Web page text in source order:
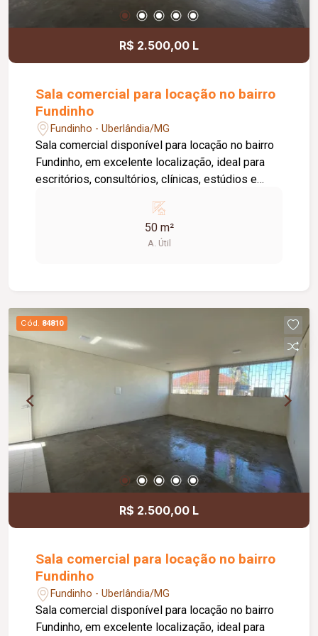
R$ 2.500,00 L
Sala comercial para locação no bairro
Fundinho
Fundinho - Uberlândia/MG
Sala comercial disponível para locação no bairro
Fundinho, em excelente localização, ideal para
escritórios, consultórios, clínicas, estúdios e
aproximadamente 50 m², forro em gesso, copa,
ponto de água, interfone e acesso por senha,
oferecendo praticidade e funcionalidade para o
banheiros feminino e masculino com
acessibilidade, controle de acesso facial, água
inclusa no condomínio, zelador e limpeza das
áreas comuns, copa, DML (Depósito de Material
de Limpeza), sistema de ronda, alarme, câmeras
de segurança e internet disponível. Como
diferencial, existe a possibilidade de ampliação
da área da sala, conforme a necessidade do
locatário. Entre em contato para mais
informações e agende uma visita.
50 m²
A. Útil
Cód. 84810
R$ 2.500,00 L
Sala comercial para locação no bairro
Fundinho
Fundinho - Uberlândia/MG
Sala comercial disponível para locação no bairro
Fundinho, em excelente localização, ideal para